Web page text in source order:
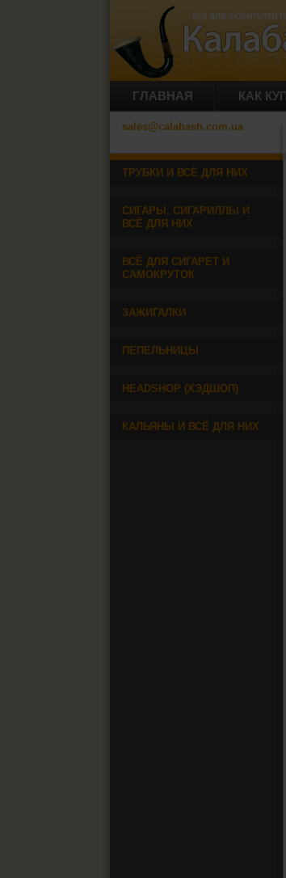
ГЛАВНАЯ КАК
sales@calabash.com.ua
ТРУБКИ И ВСЁ ДЛЯ НИХ
СИГАРЫ, СИГАРИЛЛЫ И
ВСЁ ДЛЯ НИХ
ВСЁ ДЛЯ СИГАРЕТ И
САМОКРУТОК
ЗАЖИГАЛКИ
ПЕПЕЛЬНИЦЫ
HEADSHOP (ХЭДШОП)
КАЛЬЯНЫ И ВСЁ ДЛЯ НИХ